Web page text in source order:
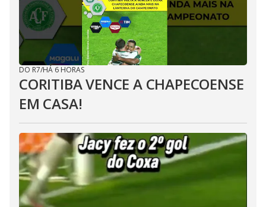
DO R7/HÁ 6 HORAS
CORITIBA VENCE A CHAPECOENSE
EM CASA!